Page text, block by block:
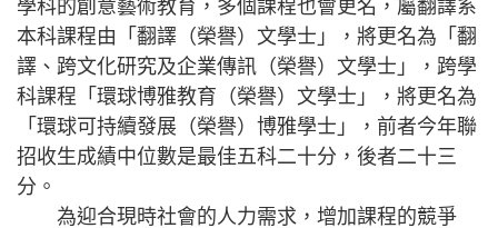
學科的創意藝術教育，多個課程也會更名，屬翻譯系
本科課程由「翻譯（榮譽）文學士」，將更名為「翻
譯、跨文化研究及企業傳訊（榮譽）文學士」，跨學
科課程「環球博雅教育（榮譽）文學士」，將更名為
「環球可持續發展（榮譽）博雅學士」，前者今年聯
招收生成績中位數是最佳五科二十分，後者二十三
分。
為迎合現時社會的人力需求，增加課程的競爭